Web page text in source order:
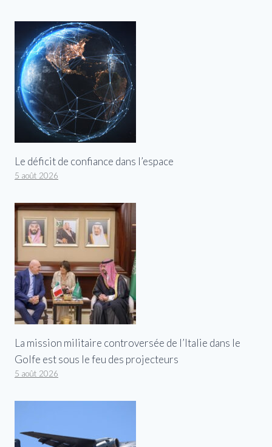
Le déficit de confiance dans l’espace
5 août 2026
La mission militaire controversée de l’Italie dans le
Golfe est sous le feu des projecteurs
5 août 2026